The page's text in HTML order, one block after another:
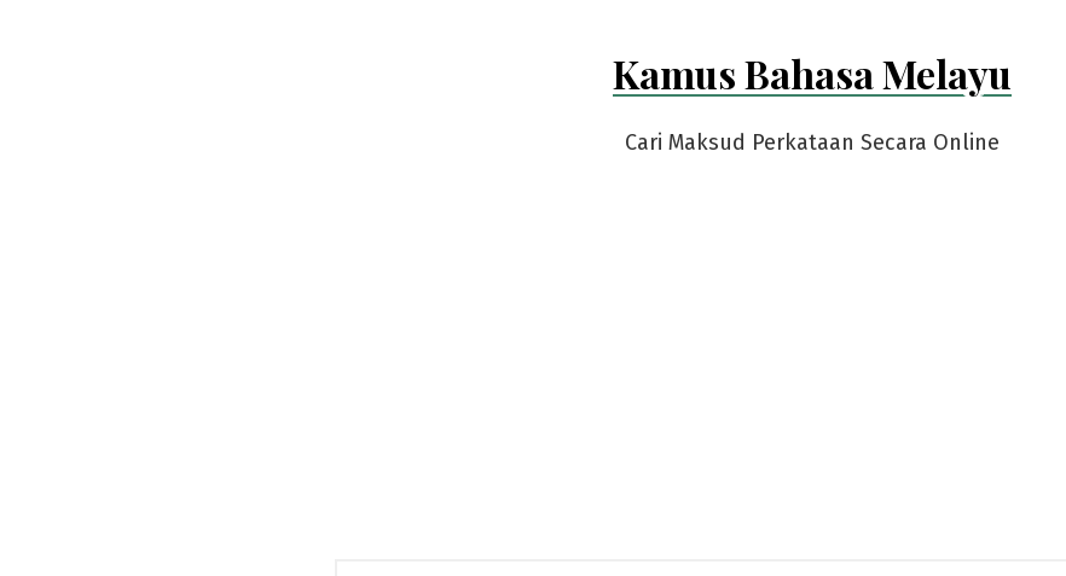
Kamus Bahasa Melayu
Cari Maksud Perkataan Secara Online